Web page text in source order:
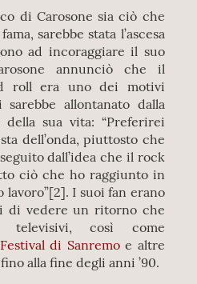
di Carosone sia ciò che
sarebbe stata l’ascesa
ad incoraggiare il suo
annunciò che il
roll era uno dei motivi
allontanato dalla
della sua vita: “Preferirei
dell’onda, piuttosto che
dall’idea che il rock
ciò che ho raggiunto in
I suoi fan erano
di vedere un ritorno che
televisivi, così come
Festival di Sanremoe altre
alla fine degli anni ’90.